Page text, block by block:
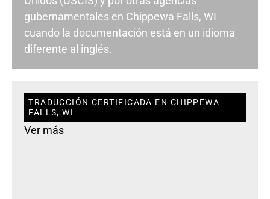
gubernamentales en Chippewa Falls, WI
cuando la documentación está en un idioma
diferente al inglés.
TRADUCCIÓN CERTIFICADA EN CHIPPEWA
FALLS, WI
Ver más